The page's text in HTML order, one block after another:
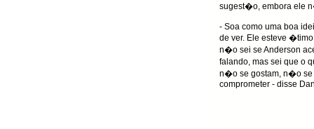
sugest�o, embora ele
- Soa como uma boa
de ver. Ele esteve
n�o sei se Anderson
falando, mas sei que o
n�o se gostam, n�o
comprometer - disse